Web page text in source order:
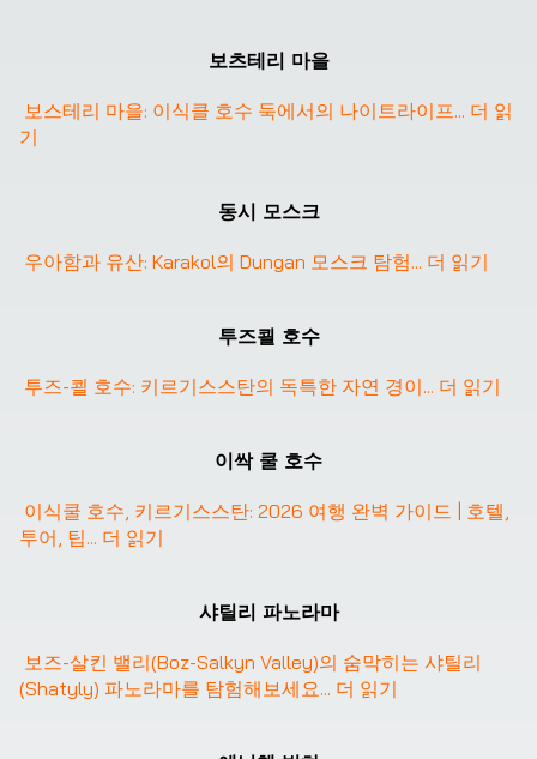
보츠테리 마을
보스테리 마을: 이식클 호수 둑에서의 나이트라이프... 더 읽
기
동시 모스크
우아함과 유산: Karakol의 Dungan 모스크 탐험... 더 읽기
투즈쾰 호수
투즈-쾰 호수: 키르기스스탄의 독특한 자연 경이... 더 읽기
이싹 쿨 호수
이식쿨 호수, 키르기스스탄: 2026 여행 완벽 가이드 | 호텔,
투어, 팁... 더 읽기
샤틸리 파노라마
보즈-살킨 밸리(Boz-Salkyn Valley)의 숨막히는 샤틸리
(Shatyly) 파노라마를 탐험해보세요... 더 읽기